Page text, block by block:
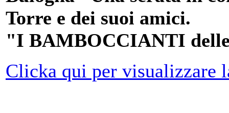
Torre e dei suoi amici.
"I BAMBOCCIANTI
Clicka qui per visualizzare